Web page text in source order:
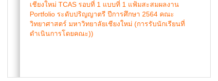
เชียงใหม่ TCAS รอบที่ 1 แบบที่ 1 แฟ้มสะสมผลงาน
Portfolio ระดับปริญญาตรี ปีการศึกษา 2564 คณะ
วิทยาศาสตร์ มหาวิทยาลัยเชียงใหม่ (การรับนักเรียนที่
ดำเนินการโดยคณะ))